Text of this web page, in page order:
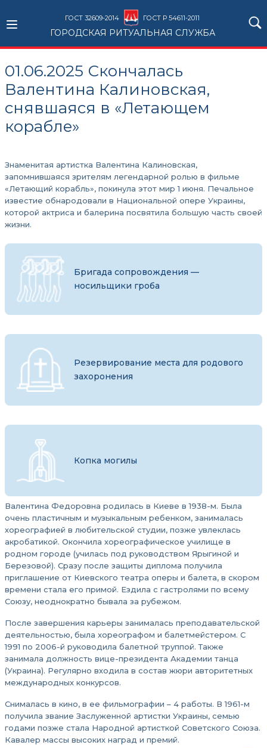
ГОСТ 32609-2014 ГОСТ Р 54611-2011
ГОРОДСКАЯ РИТУАЛЬНАЯ СЛУЖБА
01.06.2025 Скончалась
Валентина Калиновская,
снявшаяся в «Летающем
корабле»
Знаменитая артистка Валентина Калиновская,
запомнившаяся зрителям легендарной ролью в фильме
«Летающий корабль», покинула этот мир 1 июня. Печальное
известие обнародовали в Национальной опере Украины,
которой актриса и балерина посвятила большую часть своей
жизни.
Бригада сопровождения —
носильщики гроба
Резервирование места для родового
захоронения
Копка могилы
Валентина Федоровна родилась в Киеве в 1938-м. Была
очень пластичным и музыкальным ребенком, занималась
хореографией в любительской студии, позже увлеклась
акробатикой. Окончила хореографическое училище в
родном городе (училась под руководством Ярыгиной и
Березовой). Сразу после защиты диплома получила
приглашение от Киевского театра оперы и балета, в скором
времени стала его примой. Ездила с гастролями по всему
Союзу, неоднократно бывала за рубежом.
После завершения карьеры занималась преподавательской
деятельностью, была хореографом и балетмейстером. С
1991 по 2006-й руководила балетной труппой. Также
занимала должность вице-президента Академии танца
(Украина). Регулярно входила в состав жюри авторитетных
международных конкурсов.
Снималась в кино, в ее фильмографии – 4 работы. В 1961-м
получила звание Заслуженной артистки Украины, семью
годами позже стала Народной артисткой Советского Союза.
Кавалер массы высоких наград и премий.